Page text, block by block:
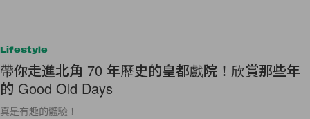
Lifestyle
帶你走進北角 70 年歷史的皇都戲院！欣賞那些年
的 Good Old Days
真是有趣的體驗！